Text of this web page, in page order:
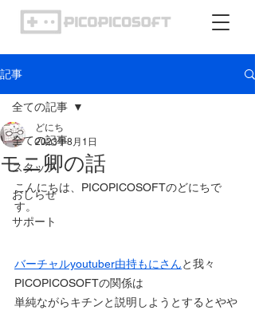
記事
全ての記事
スタッフ
おしらせ
サポート
全ての記事
モニ卿の話
どにち
2023年8月1日
こんにちは、PICOPICOSOFTのどにちで
す。
バーチャルyoutuber由持もにさんと我々
PICOPICOSOFTの関係は
単純ながらキチンと説明しようとするとやや